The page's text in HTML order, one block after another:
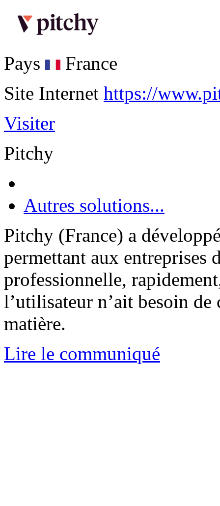
Pays
France
Site Internet https://
Visiter
Pitchy
Autres solutions...
Pitchy (France) a
permettant aux entreprises
professionnelle,
l’utilisateur n’ait besoin de
matière.
Lire le communiqué